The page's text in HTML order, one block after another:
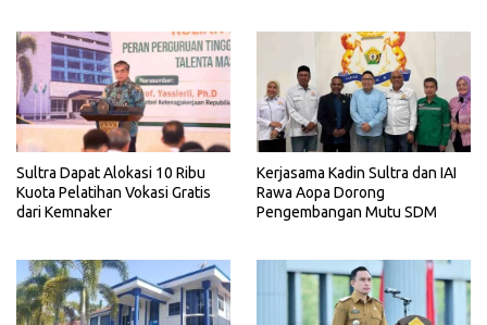
Sultra Dapat Alokasi 10 Ribu
Kuota Pelatihan Vokasi Gratis
dari Kemnaker
Kerjasama Kadin Sultra dan IAI
Rawa Aopa Dorong
Pengembangan Mutu SDM